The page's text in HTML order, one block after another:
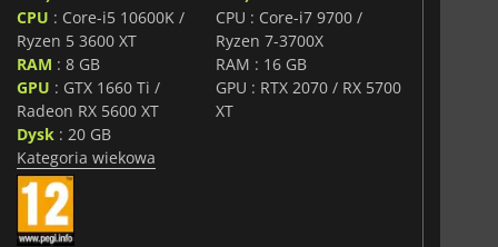
jakie kiedykolwiek widziała seria. Sprawiedliwość
CPU : Core-i5 10600K /
Ryzen 5 3600 XT
RAM : 8 GB
GPU : GTX 1660 Ti /
Radeon RX 5600 XT
Dysk: 20 GB
CPU : Core-i7 9700 /
Ryzen 7-3700X
RAM : 16 GB
GPU : RTX 2070 / RX 5700
XT
Kategoria wiekowa